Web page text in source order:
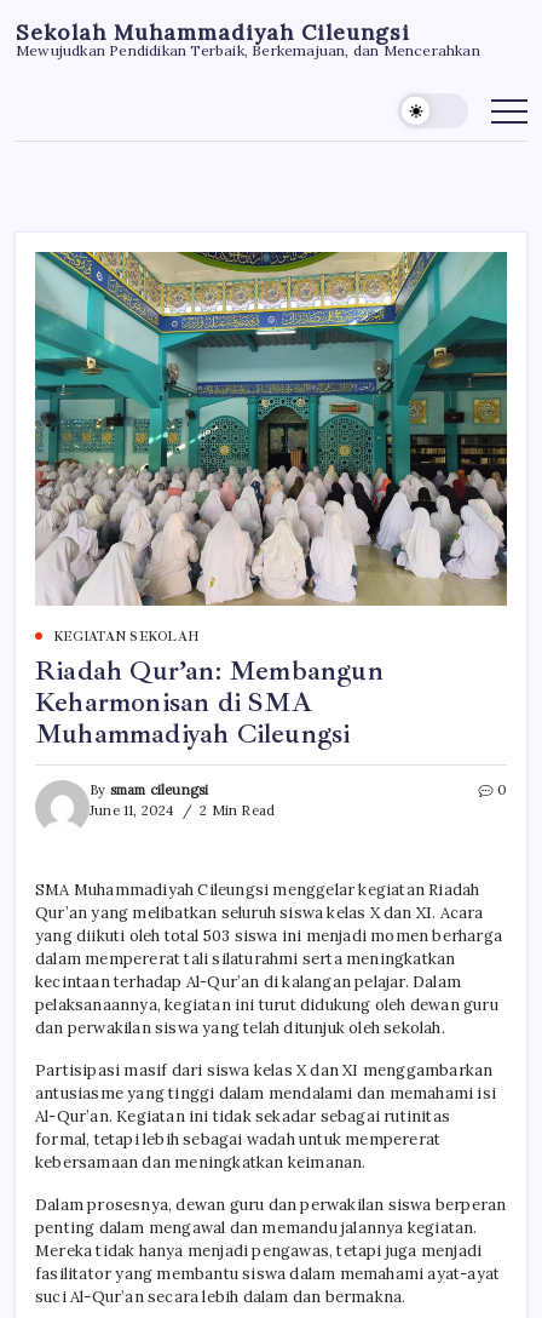
toSekolah Muhammadiyah Cileungsi
Mewujudkan Pendidikan Terbaik, Berkemajuan, dan Mencerahkan
KEGIATAN SEKOLAH
Riadah Qur’an: Membangun
Keharmonisan di SMA
Muhammadiyah Cileungsi
By smam cileungsi
June 11, 2024
2 Min Read
0
SMA Muhammadiyah Cileungsi menggelar kegiatan Riadah
Qur’an yang melibatkan seluruh siswa kelas X dan XI. Acara
yang diikuti oleh total 503 siswa ini menjadi momen berharga
dalam mempererat tali silaturahmi serta meningkatkan
kecintaan terhadap Al-Qur’an di kalangan pelajar. Dalam
pelaksanaannya, kegiatan ini turut didukung oleh dewan guru
dan perwakilan siswa yang telah ditunjuk oleh sekolah.
Partisipasi masif dari siswa kelas X dan XI menggambarkan
antusiasme yang tinggi dalam mendalami dan memahami isi
Al-Qur’an. Kegiatan ini tidak sekadar sebagai rutinitas
formal, tetapi lebih sebagai wadah untuk mempererat
kebersamaan dan meningkatkan keimanan.
Dalam prosesnya, dewan guru dan perwakilan siswa berperan
penting dalam mengawal dan memandu jalannya kegiatan.
Mereka tidak hanya menjadi pengawas, tetapi juga menjadi
fasilitator yang membantu siswa dalam memahami ayat-ayat
suci Al-Qur’an secara lebih dalam dan bermakna.